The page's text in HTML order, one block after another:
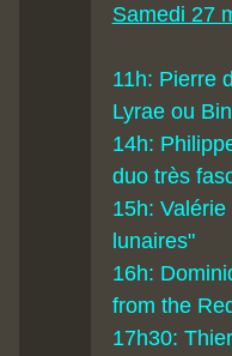
Samedi 27
11h: Pierre
Lyrae ou
14h:
duo très
15h:
lunaires"
16h:
from the
17h30: